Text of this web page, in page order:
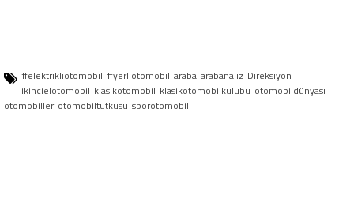
#elektrikliotomobil #yerliotomobil araba arabanaliz Direksiyon
ikincielotomobil klasikotomobil klasikotomobilkulubu otomobildünyası
otomobiller otomobiltutkusu sporotomobil